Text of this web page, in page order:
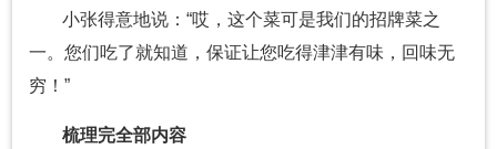
小张得意地说：“哎，这个菜可是我们的招牌菜之
一。您们吃了就知道，保证让您吃得津津有味，回味无
穷！”
梳理完全部内容